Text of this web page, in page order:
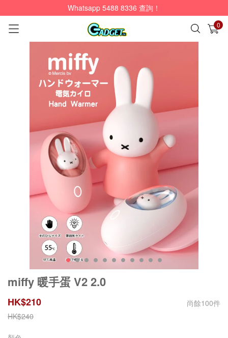
Whatsapp 5488 8336 查詢！
0
已加入購物車 查看
miffy 暖手蛋 V2 2.0
HK$210 尚餘100件
HK$240